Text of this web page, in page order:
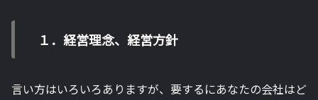
１．経営理念、経営方針
言い方はいろいろありますが、要するにあなたの会社はど